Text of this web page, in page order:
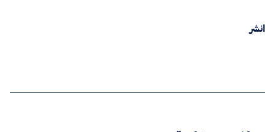
انشر